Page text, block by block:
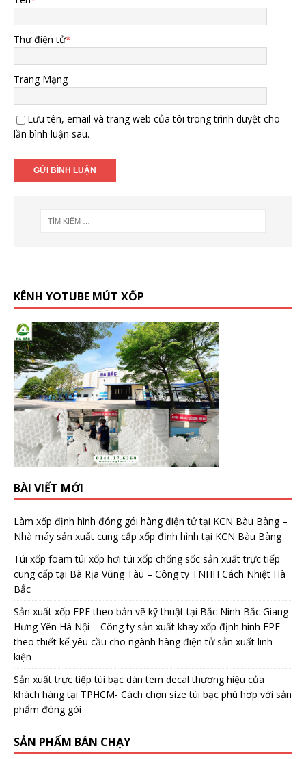
Thư điện tử*
Trang Mạng
Lưu tên, email và trang web của tôi trong trình duyệt cho
lần bình luận sau.
KÊNH YOTUBE MÚT XỐP
BÀI VIẾT MỚI
Làm xốp định hình đóng gói hàng điện tử tại KCN Bàu Bàng –
Nhà máy sản xuất cung cấp xốp định hình tại KCN Bàu Bàng
Túi xốp foam túi xốp hơi túi xốp chống sốc sản xuất trực tiếp
cung cấp tại Bà Rịa Vũng Tàu – Công ty TNHH Cách Nhiệt Hà
Bắc
Sản xuất xốp EPE theo bản vẽ kỹ thuật tại Bắc Ninh Bắc Giang
Hưng Yên Hà Nội – Công ty sản xuất khay xốp định hình EPE
theo thiết kế yêu cầu cho ngành hàng điện tử sản xuất linh
kiện
Sản xuất trực tiếp túi bạc dán tem decal thương hiệu của
khách hàng tại TPHCM- Cách chọn size túi bạc phù hợp với sản
phẩm đóng gói
SẢN PHẨM BÁN CHẠY